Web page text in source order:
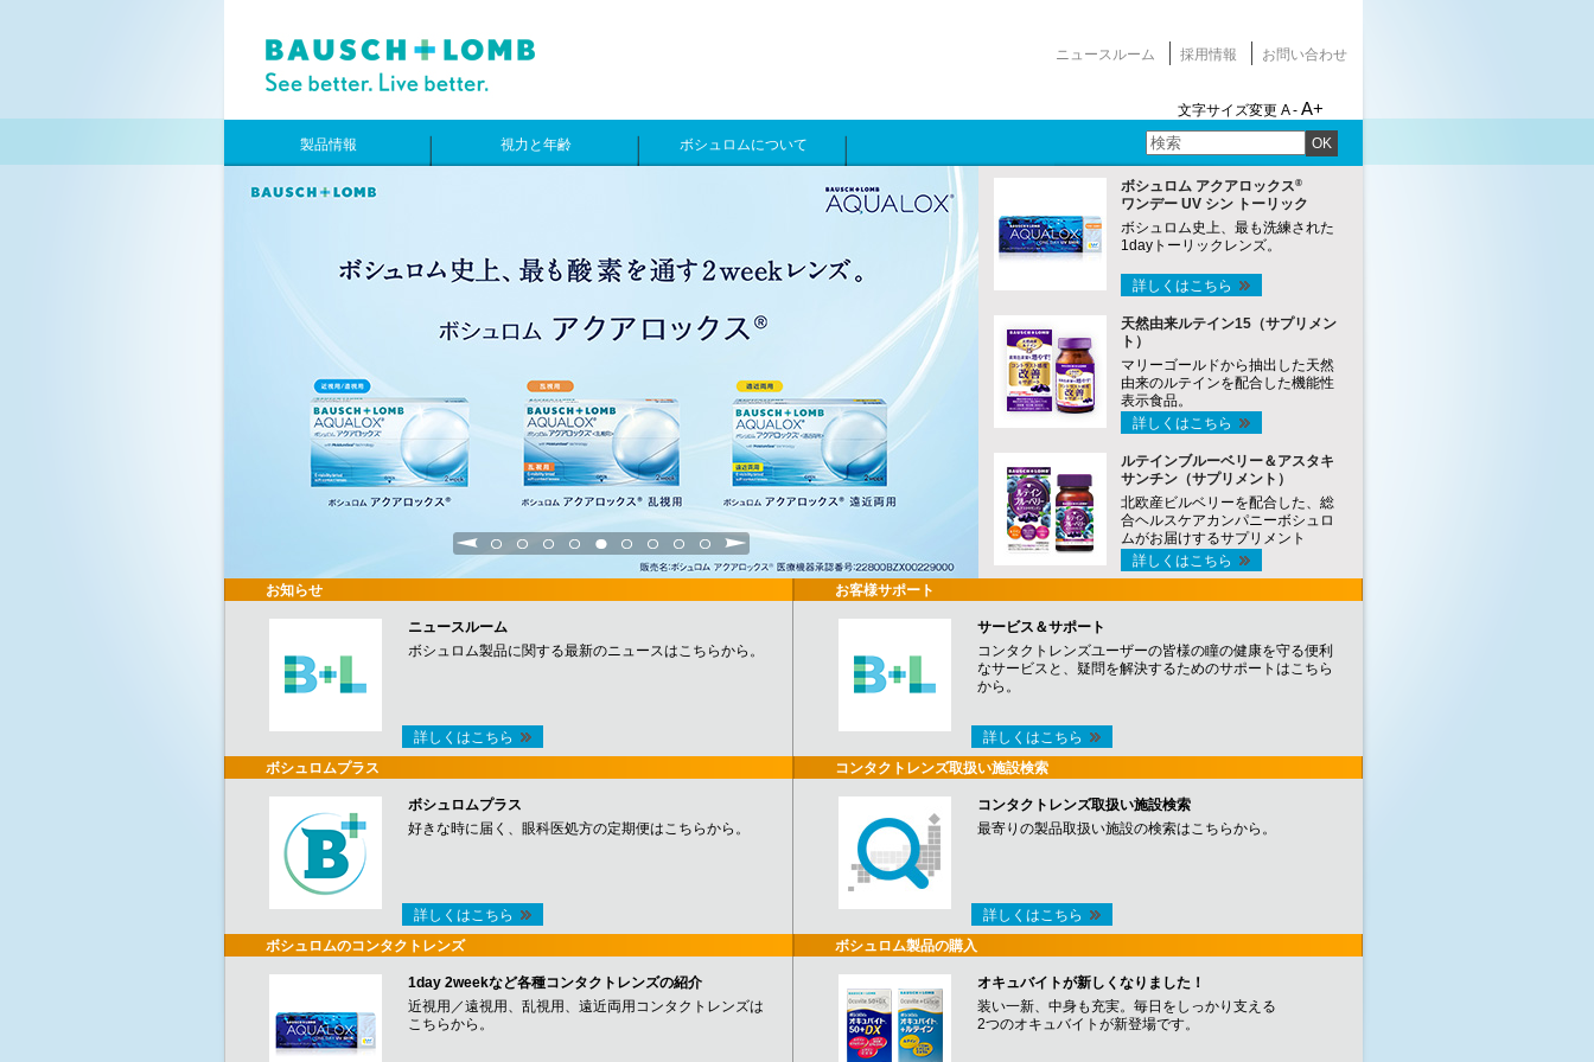
ニュースルーム 採用情報 お問い合わせ
文字サイズ変更 A - A+
OK
製品情報 視力と年齢 ボシュロムについて
1 2 3 4 5 6 7 8 9
ボシュロム アクアロックス®
ワンデー UV シン トーリック
ボシュロム史上、最も洗練された
1dayトーリックレンズ。
詳しくはこちら
天然由来ルテイン15（サプリメン
ト）
マリーゴールドから抽出した天然
由来のルテインを配合した機能性
表示食品。
詳しくはこちら
ルテインブルーベリー＆アスタキ
サンチン（サプリメント）
北欧産ビルベリーを配合した、総
合ヘルスケアカンパニーボシュロ
ムがお届けするサプリメント
詳しくはこちら
お知らせ
ニュースルーム
ボシュロム製品に関する最新のニュースはこちらから。
詳しくはこちら
ボシュロムプラス
ボシュロムプラス
好きな時に届く、眼科医処方の定期便はこちらから。
詳しくはこちら
ボシュロムのコンタクトレンズ
1day 2weekなど各種コンタクトレンズの紹介
近視用／遠視用、乱視用、遠近両用コンタクトレンズは
こちらから。
お客様サポート
サービス＆サポート
コンタクトレンズユーザーの皆様の瞳の健康を守る便利
なサービスと、疑問を解決するためのサポートはこちら
から。
詳しくはこちら
コンタクトレンズ取扱い施設検索
コンタクトレンズ取扱い施設検索
最寄りの製品取扱い施設の検索はこちらから。
詳しくはこちら
ボシュロム製品の購入
オキュバイトが新しくなりました！
装い一新、中身も充実。毎日をしっかり支える
2つのオキュバイトが新登場です。